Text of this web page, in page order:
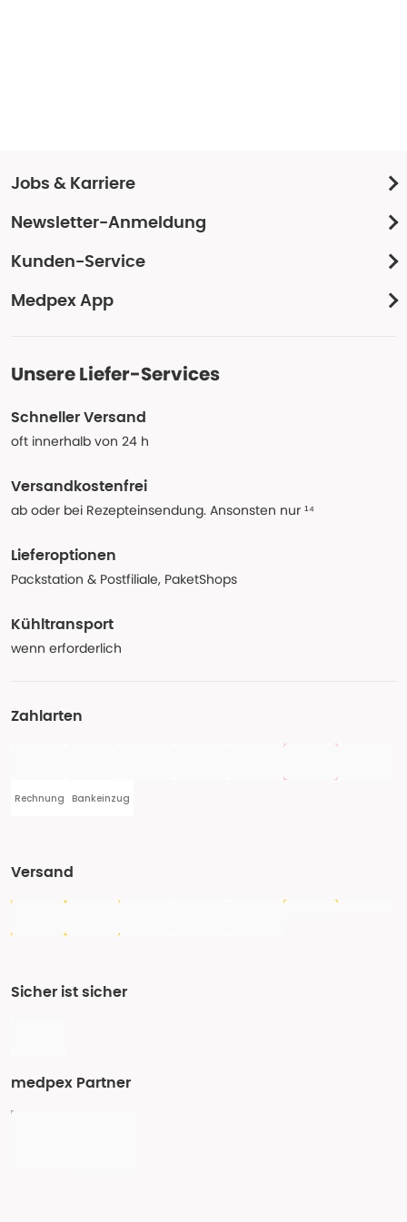
Jobs & Karriere
Newsletter-Anmeldung
Kunden-Service
Medpex App
Unsere Liefer-Services
Schneller Versand
oft innerhalb von 24 h
Versandkostenfrei
ab oder bei Rezepteinsendung. Ansonsten nur ¹⁴
Lieferoptionen
Packstation & Postfiliale, PaketShops
Kühltransport
wenn erforderlich
Zahlarten
Rechnung Bankeinzug
Versand
Sicher ist sicher
medpex Partner